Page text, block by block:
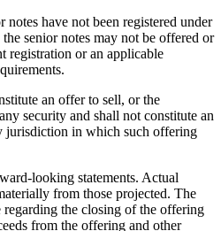
notes have not been registered under
senior notes may not be offered or
registration or an applicable
an offer to sell, or the
security and shall not constitute an
jurisdiction in which such offering
looking statements. Actual
from those projected. The
regarding the closing of the offering
from the offering and other